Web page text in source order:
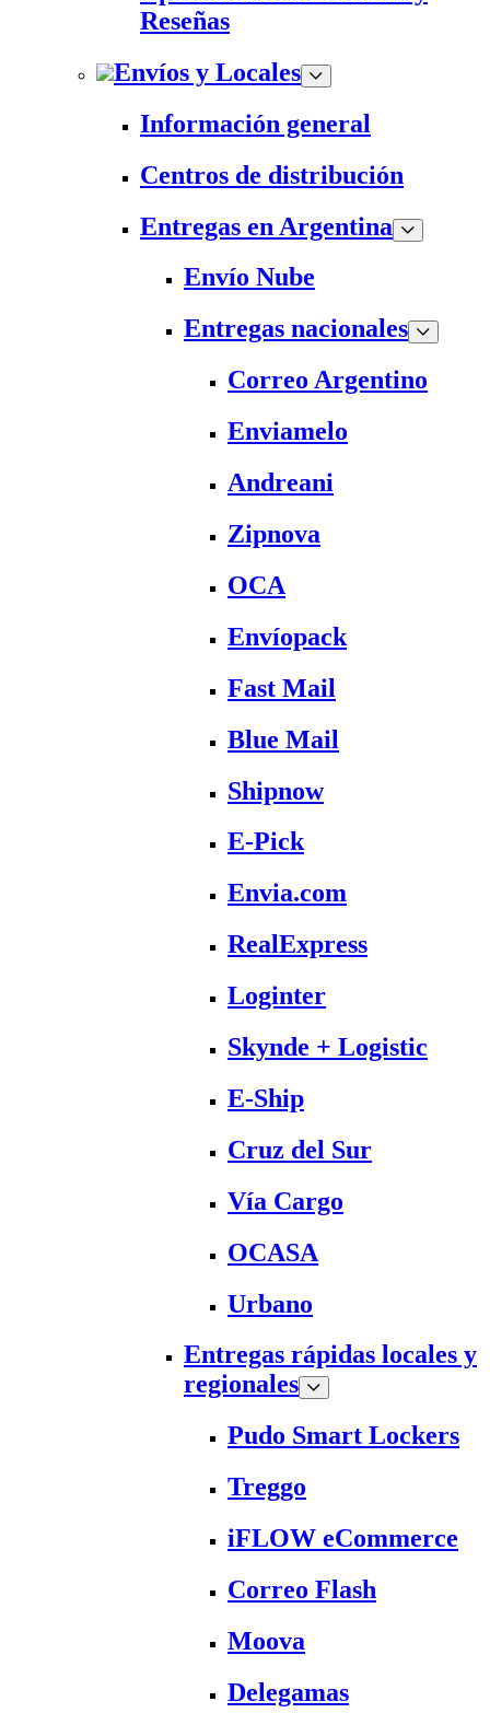
Reseñas
Envíos y Locales
Información general
Centros de distribución
Entregas en Argentina
Envío Nube
Entregas nacionales
Correo Argentino
Enviamelo
Andreani
Zipnova
OCA
Envíopack
Fast Mail
Blue Mail
Shipnow
E-Pick
Envia.com
RealExpress
Loginter
Skynde + Logistic
E-Ship
Cruz del Sur
Vía Cargo
OCASA
Urbano
Entregas rápidas locales y
regionales
Pudo Smart Lockers
Treggo
iFLOW eCommerce
Correo Flash
Moova
Delegamas